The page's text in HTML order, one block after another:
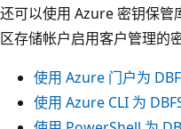
还可以使用 Azure 密钥保管
区存储帐户启用客户管理的密
使用 Azure 门户为
使用 Azure CLI 为